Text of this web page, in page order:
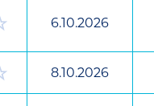
6.10.2026
8.10.2026